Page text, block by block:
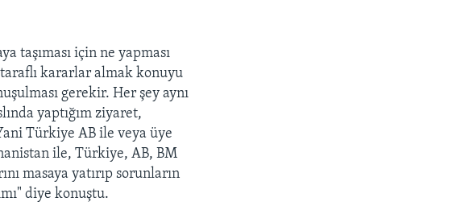
taşıması için ne yapması
kararlar almak konuyu
gerekir. Her şey aynı
yaptığım ziyaret,
Türkiye AB ile veya üye
ile, Türkiye, AB, BM
masaya yatırıp sorunların
diye konuştu.